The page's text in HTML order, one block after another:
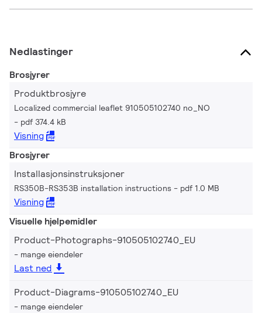
Nedlastinger
Brosjyrer
Produktbrosjyre
Localized commercial leaflet 910505102740 no_NO
pdf 374.4 kB
Visning
Brosjyrer
Installasjonsinstruksjoner
RS350B-RS353B installation instructions pdf 1.0 MB
Visning
Visuelle hjelpemidler
Product-Photographs-910505102740_EU
mange eiendeler
Last ned
Product-Diagrams-910505102740_EU
mange eiendeler